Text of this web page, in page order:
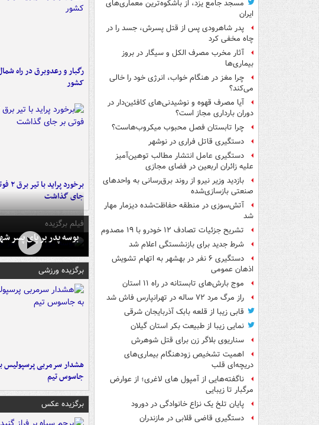
مسجد جامع یزد، از باشکوه‌ترین معماری‌های
ایران
پدر شاهرودی پس از قتل پسرش، جسد را در
چاه مخفی کرد
آثار مخرب مصرف الکل و سیگار در بروز
بیماری‌ها
چرا مغز در هنگام خواب، انرژی خود را خالی
می‌کند؟
آیا مصرف قهوه و نوشیدنی‌های کافئین‌دار در
دوران بارداری مجاز است؟
چرا تابستان فصل محبوب میکروب‌هاست؟
دستگیری قاتل فراری در نوشهر
دستگیری عامل انتشار مطالب توهین‌آمیز
علیه زائران اربعین در فضای مجازی
بازدید وزیر نیرو از روند برق‌رسانی به واحدهای
صنعتی بازسازی‌شده
آتش‌سوزی در منطقه حفاظت‌شده دیزمار مهار
شد
تشریح جزئیات تصادف ۱۲ خودرو با ۱۹ مصدوم
شرط جدید برای بازنشستگی اعلام شد
دستگیری ۶ نفر در بهشهر به اتهام تشویش
اذهان عمومی
موج بارش‌های تابستانه در راه ۱۱ استان
راز مرگ مرد ۷۲ ساله در تهرانپارس فاش شد
قابی زیبا از قلعه بابک آذربایجان شرقی
نمایی زیبا از طبیعت بکر استان گیلان
سناریوی بلاگر زن برای قتل شوهرش
اهمیت تشخیص زودهنگام بیماری‌های
دریچه‌ای قلب
ناگفته‌هایی از آمپول های لاغری؛ از عوارض
مرگبار تا زیبایی
پایان تلخ یک نزاع خانوادگی در دورود
دستگیری قاضی قلابی در مازندران
رگبار و رعدوبرق در راه
کشور
برخورد
جای گذاشت
فیلم برگزیده
بوسه‌ پدر بر پای پسر
برگزیده ورزشی
هشدار سرمربی پرسپولیس
جاسوس تیم
برگزیده عکس